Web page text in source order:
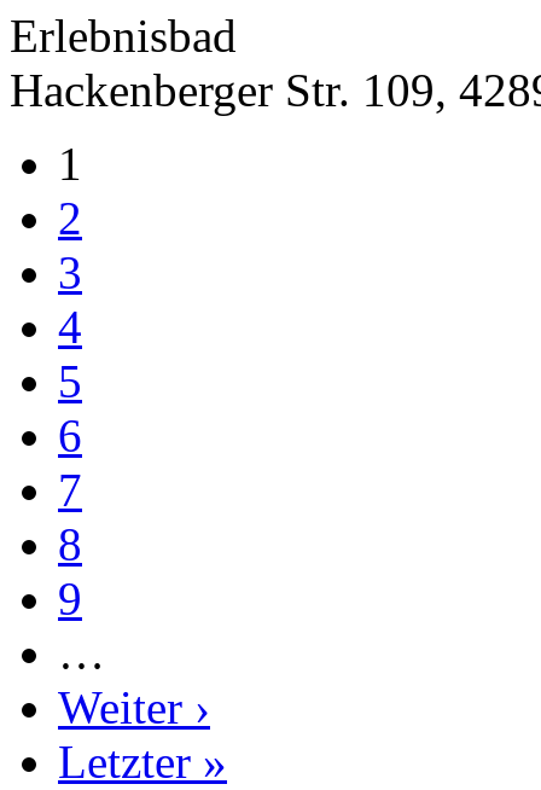
Erlebnisbad
Hackenberger Str. 109,
1
2
3
4
5
6
7
8
9
…
Weiter ›
Letzter »